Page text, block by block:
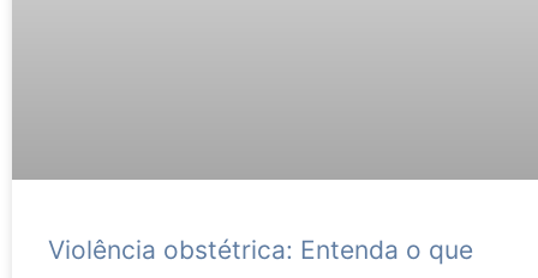
Violência obstétrica: Entenda o que